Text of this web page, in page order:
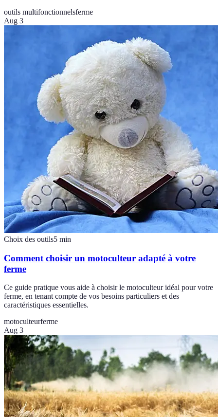
outils multifonctionnelsferme
Aug 3
Choix des outils5 min
Comment choisir un motoculteur adapté à votre
ferme
Ce guide pratique vous aide à choisir le motoculteur idéal pour votre
ferme, en tenant compte de vos besoins particuliers et des
caractéristiques essentielles.
motoculteurferme
Aug 3